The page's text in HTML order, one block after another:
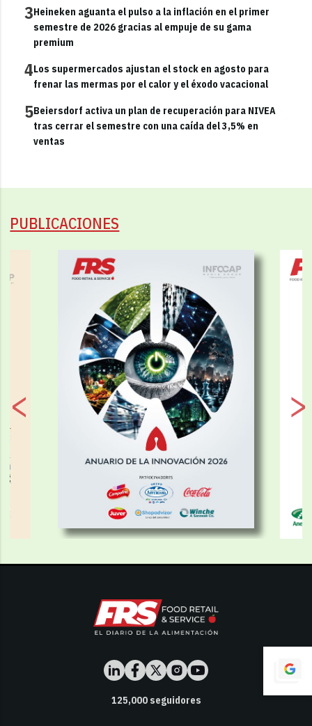
3Heineken aguanta el pulso a la inflación en el primer
semestre de 2026 gracias al empuje de su gama
premium
4Los supermercados ajustan el stock en agosto para
frenar las mermas por el calor y el éxodo vacacional
5Beiersdorf activa un plan de recuperación para NIVEA
tras cerrar el semestre con una caída del 3,5% en
ventas
PUBLICACIONES
125,000seguidores